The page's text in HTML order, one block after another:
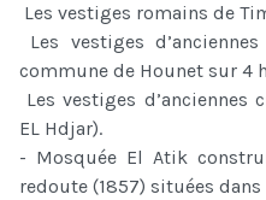
Les vestiges romains de
Les vestiges
commune de Hounet sur 4
Les vestiges
EL Hdjar).
- Mosquée El Atik
redoute (1857) situées